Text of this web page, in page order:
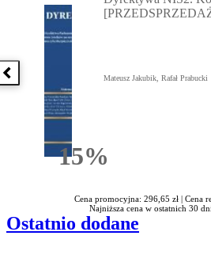
Poprzednia książka
15%Rabatu
Mateusz Jakubik, Rafał Prabucki
Cena promocyjna: 296,65 zł | Cena
Najniższa cena w ostatnich 30
Ostatnio dodane